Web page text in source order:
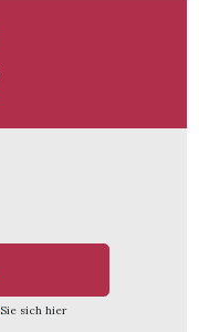
Sie sich hier